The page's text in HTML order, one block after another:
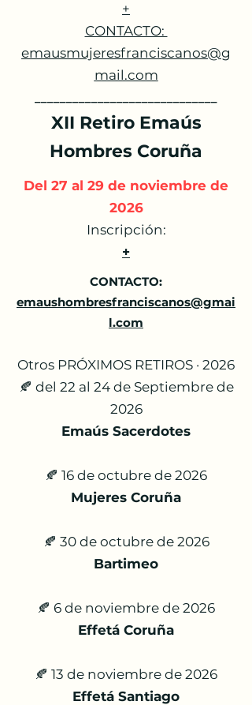
+
CONTACTO:
emausmujeresfranciscanos@g
mail.com
XII Retiro Emaús
Hombres Coruña
Del 27 al 29 de noviembre de
2026
Inscripción:
​+
CONTACTO:
emaushombresfranciscanos@gmai
l.com
Otros PRÓXIMOS RETIROS · 2026
🍂 del 22 al 24 de Septiembre de
2026
Emaús Sacerdotes
🍂 16 de octubre de 2026
Mujeres Coruña
🍂 30 de octubre de 2026
Bartimeo
🍂 6 de noviembre de 2026
Effetá Coruña
🍂 13 de noviembre de 2026
Effetá Santiago